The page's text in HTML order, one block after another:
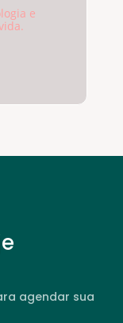
e
agendar sua